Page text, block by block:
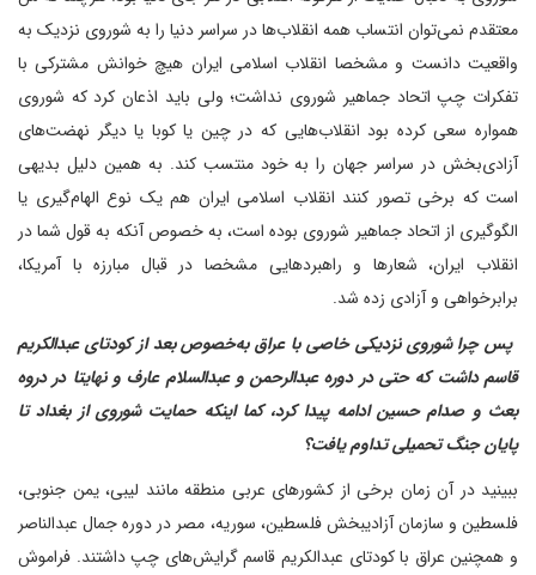
معتقدم نمی‌توان انتساب همه انقلاب‌ها در سراسر دنیا را به شوروی نزدیک به
واقعیت دانست و مشخصا انقلاب اسلامی ایران هیچ خوانش مشترکی با
تفکرات چپ اتحاد جماهیر شوروی نداشت؛ ولی باید اذعان کرد که شوروی
همواره سعی کرده بود انقلاب‌هایی که در چین یا کوبا یا دیگر نهضت‌های
آزادی‌بخش در سراسر جهان را به خود منتسب کند. به همین دلیل بدیهی
است که برخی تصور کنند انقلاب اسلامی ایران هم یک نوع الهام‌گیری یا
الگوگیری از اتحاد جماهیر شوروی بوده است، به خصوص آنکه به قول شما در
انقلاب ایران، شعارها و راهبردهایی مشخصا در قبال مبارزه با آمریکا،
برابرخواهی و آزادی زده شد.
‌ پس چرا شوروی نزدیکی خاصی با عراق به‌خصوص بعد از کودتای عبدالکریم
قاسم داشت که حتی در دوره عبدالرحمن و عبدالسلام عارف و نهایتا در دروه
بعث و صدام حسین ادامه پیدا کرد، کما اینکه حمایت شوروی از بغداد تا
پایان جنگ تحمیلی تداوم یافت؟
ببینید در آن زمان برخی از کشورهای عربی منطقه مانند لیبی، یمن جنوبی،
فلسطین و سازمان آزادیبخش فلسطین، سوریه، مصر در دوره جمال عبدالناصر
و همچنین عراق با کودتای عبدالکریم قاسم گرایش‌های چپ داشتند. فراموش